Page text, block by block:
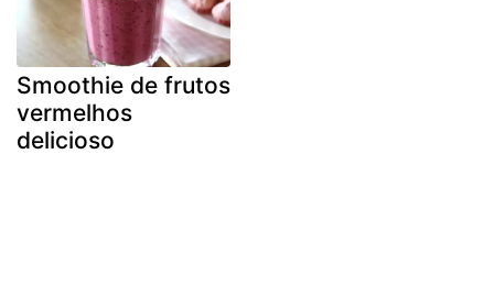
Smoothie de frutos
vermelhos
delicioso